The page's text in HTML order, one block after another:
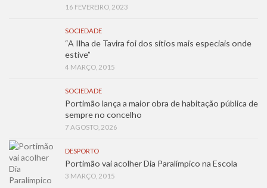
16 FEVEREIRO, 2023
SOCIEDADE
“A Ilha de Tavira foi dos sítios mais especiais onde
estive”
4 MARÇO, 2015
SOCIEDADE
Portimão lança a maior obra de habitação pública de
sempre no concelho
7 AGOSTO, 2026
DESPORTO
Portimão vai acolher Dia Paralímpico na Escola
3 MARÇO, 2015